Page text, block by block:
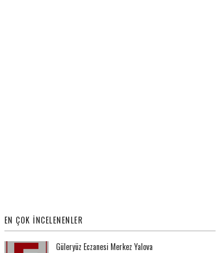
EN ÇOK İNCELENENLER
Güleryüz Eczanesi Merkez Yalova